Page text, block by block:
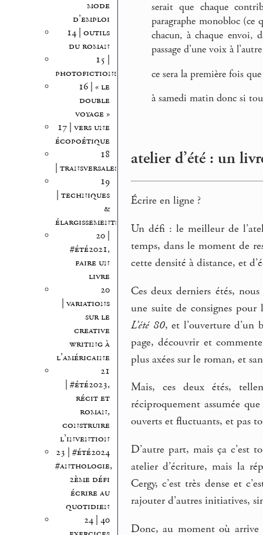
mode
d’emploi
14 | outils
du roman
15 |
photofictions
16 | « le
double
voyage »
17 | vers une
écopoétique
18
| transversales
19
| techniques
&
élargissements
20 |
#été2021,
faire un
livre
20
| variations
sur le
creative
writing à
l’américaine
21
| #été2023,
récit et
roman,
construire
l’invention
23 | #été2024
#anthologie,
2ème défi
écrire au
quotidien
24 | 40
serait que chaque
paragraphe monobloc (ce
chacun, à chaque envoi,
passage d’une voix à l’autre
ce sera la première fois
à samedi matin donc si
atelier d’été : un
Écrire en ligne ?
Un défi : le meilleur de
temps, dans le moment de
cette densité à distance, et
Ces deux derniers étés,
une suite de consignes
L’été 80, et l’ouverture d’un
page, découvrir et
plus axées sur le roman, et
Mais, ces deux étés,
réciproquement assumée
ouverts et fluctuants, et pas
D’autre part, mais ça c’est
atelier d’écriture, mais la
Cergy, c’est très dense et
rajouter d’autres initiatives,
Donc, au moment où arrive